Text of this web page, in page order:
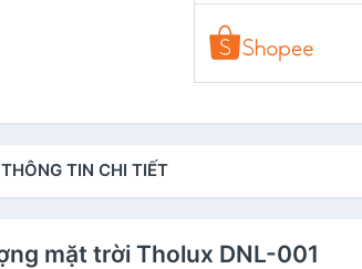
THÔNG TIN CHI TIẾT
mặt trời Tholux DNL-001